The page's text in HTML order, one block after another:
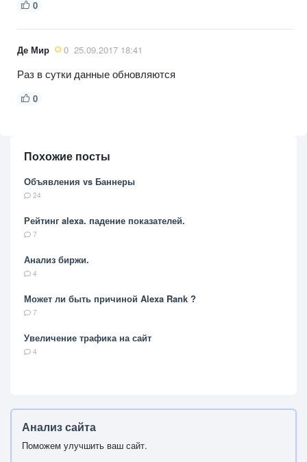
0
Де Мир 0 25.09.2017 18:41
Раз в сутки данные обновляются
0
Похожие посты
Объявления vs Баннеры
24
Рейтинг alexa. падение показателей.
7
Анализ биржи.
4
Может ли быть причиной Alexa Rank ?
7
Увеличение трафика на сайт
4
Анализ сайта
Поможем улучшить ваш сайт.